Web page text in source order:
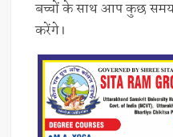
बच्चों के साथ आप कुछ समय
करेंगे।